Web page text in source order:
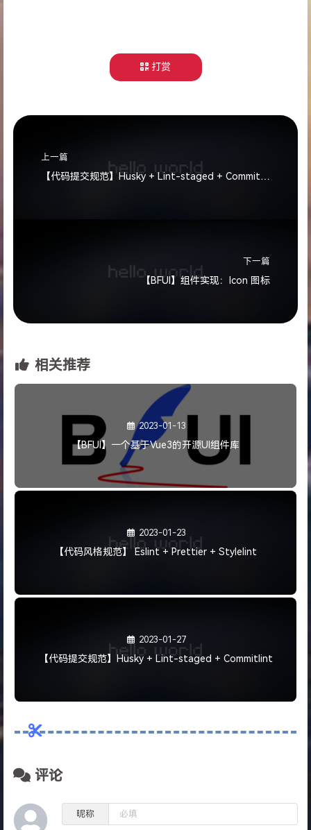
打赏
上一篇
【代码提交规范】Husky + Lint-staged + Commitlint
下一篇
【BFUI】组件实现：Icon 图标
相关推荐
2023-01-13
【BFUI】一个基于Vue3的开源UI组件库
2023-01-23
【代码风格规范】 Eslint + Prettier + Stylelint
2023-01-27
【代码提交规范】Husky + Lint-staged + Commitlint
评论
昵称